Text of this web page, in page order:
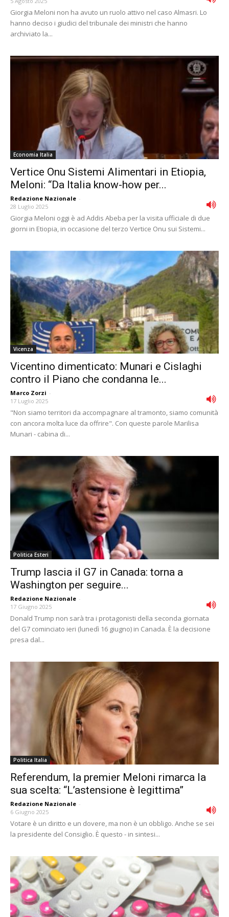
Giorgia Meloni non ha avuto un ruolo attivo nel caso Almasri. Lo
hanno deciso i giudici del tribunale dei ministri che hanno
archiviato la...
Economia Italia
Vertice Onu Sistemi Alimentari in Etiopia,
Meloni: “Da Italia know-how per...
Redazione Nazionale -
28 Luglio 2025
Giorgia Meloni oggi è ad Addis Abeba per la visita ufficiale di due
giorni in Etiopia, in occasione del terzo Vertice Onu sui Sistemi...
Vicenza
Vicentino dimenticato: Munari e Cislaghi
contro il Piano che condanna le...
Marco Zorzi -
17 Luglio 2025
"Non siamo territori da accompagnare al tramonto, siamo comunità
con ancora molta luce da offrire". Con queste parole Marilisa
Munari - cabina di...
Politica Esteri
Trump lascia il G7 in Canada: torna a
Washington per seguire...
Redazione Nazionale -
17 Giugno 2025
Donald Trump non sarà tra i protagonisti della seconda giornata
del G7 cominciato ieri (lunedì 16 giugno) in Canada. È la decisione
presa dal...
Politica Italia
Referendum, la premier Meloni rimarca la
sua scelta: “L’astensione è legittima”
Redazione Nazionale -
6 Giugno 2025
Votare è un diritto e un dovere, ma non è un obbligo. Anche se sei
la presidente del Consiglio. È questo - in sintesi...